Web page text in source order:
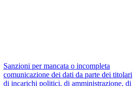
Sanzioni per mancata o incompleta
comunicazione dei dati da parte dei titolari
di incarichi politici, di amministrazione, di